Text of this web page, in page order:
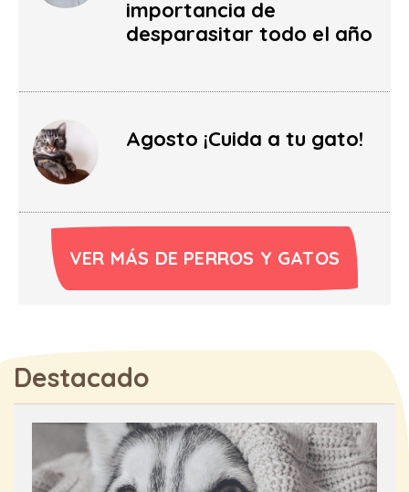
importancia de
desparasitar todo el año
Agosto ¡Cuida a tu gato!
VER MÁS DE PERROS Y GATOS
Destacado